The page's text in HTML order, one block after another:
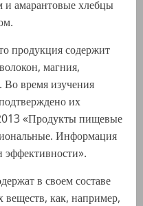
и амарантовые хлебцы
продукция содержит
магния,
время изучения
их
«Продукты пищевые
Информация
эффективности».
в своем составе
как, например,